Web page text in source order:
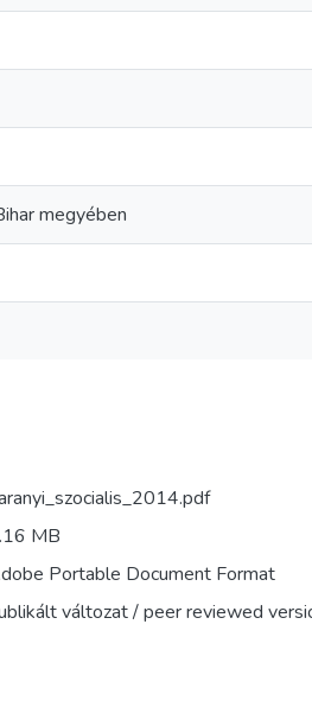
megyében
MB
Portable Document Format
változat / peer reviewed